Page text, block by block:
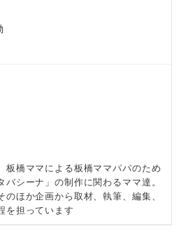
板橋ママによる板橋ママパパのため
シーナ」の制作に関わるママ達。
ほか企画から取材、執筆、編集、
を担っています